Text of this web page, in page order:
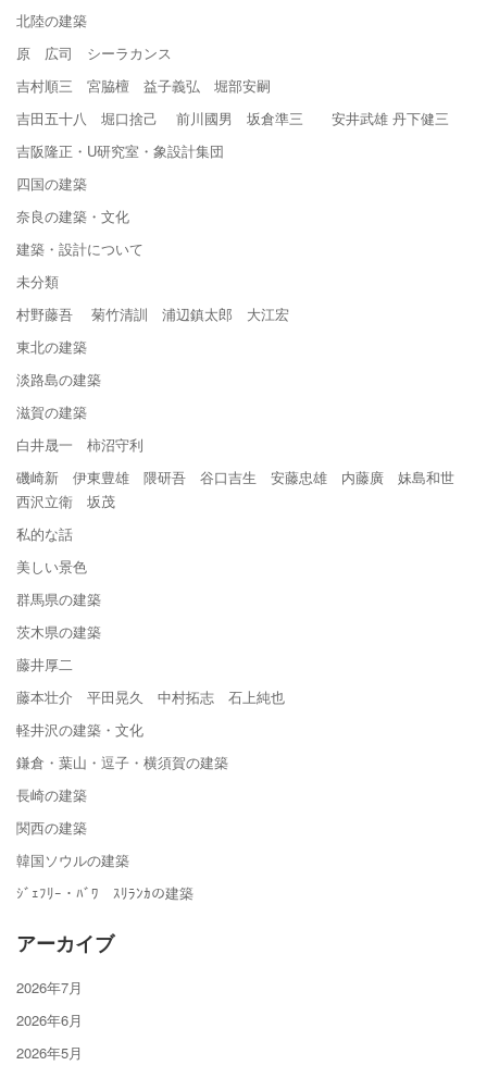
北陸の建築
原 広司 シーラカンス
吉村順三 宮脇檀 益子義弘 堀部安嗣
吉田五十八 堀口捨己 前川國男 坂倉準三 安井武雄 丹下健三
吉阪隆正・U研究室・象設計集団
四国の建築
奈良の建築・文化
建築・設計について
未分類
村野藤吾 菊竹清訓 浦辺鎮太郎 大江宏
東北の建築
淡路島の建築
滋賀の建築
白井晟一 柿沼守利
磯崎新 伊東豊雄 隈研吾 谷口吉生 安藤忠雄 内藤廣 妹島和世
西沢立衛 坂茂
私的な話
美しい景色
群馬県の建築
茨木県の建築
藤井厚二
藤本壮介 平田晃久 中村拓志 石上純也
軽井沢の建築・文化
鎌倉・葉山・逗子・横須賀の建築
長崎の建築
関西の建築
韓国ソウルの建築
ｼﾞｪﾌﾘｰ・ﾊﾞﾜ ｽﾘﾗﾝｶの建築
アーカイブ
2026年7月
2026年6月
2026年5月